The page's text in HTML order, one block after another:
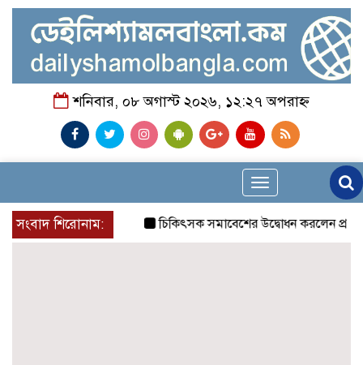
শনিবার, ০৮ অগাস্ট ২০২৬, ১২:২৭ অপরাহ্ন
Toggle
navigation
সংবাদ শিরোনাম:
চিকিৎসক সমাবেশের উদ্বোধন করলেন প্রধানমন্ত্রী